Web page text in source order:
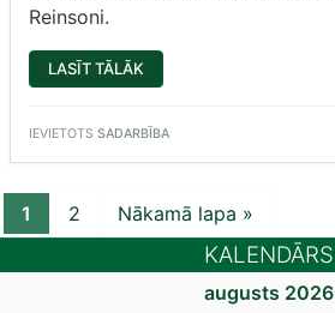
Reinsoni.
LASĪT TĀLĀK
AR
IEVIETOTS SADARBĪBA
1 2 Nākamā lapa »
KALENDĀRS
augusts 2026